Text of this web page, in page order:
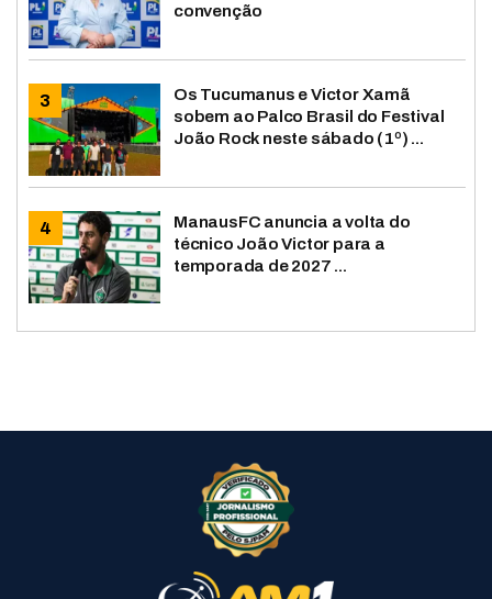
convenção
Os Tucumanus e Victor Xamã
sobem ao Palco Brasil do Festival
João Rock neste sábado (1º) ...
ManausFC anuncia a volta do
técnico João Victor para a
temporada de 2027 ...